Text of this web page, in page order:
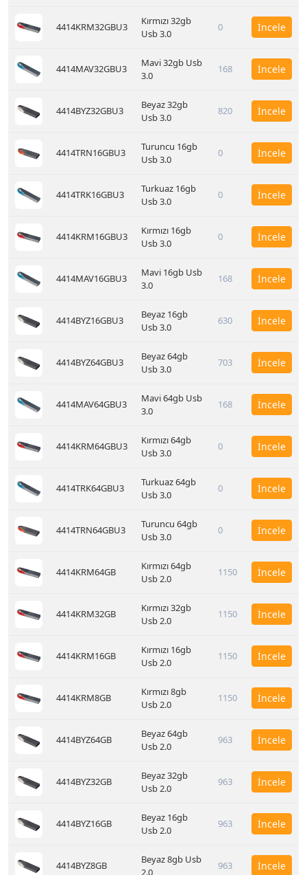
4414KRM32GBU3
Kırmızı 32gb
Usb 3.0
0 İncele
4414MAV32GBU3
Mavi 32gb Usb
3.0
168 İncele
4414BYZ32GBU3
Beyaz 32gb
Usb 3.0
820 İncele
4414TRN16GBU3
Turuncu 16gb
Usb 3.0
0 İncele
4414TRK16GBU3
Turkuaz 16gb
Usb 3.0
0 İncele
4414KRM16GBU3
Kırmızı 16gb
Usb 3.0
0 İncele
4414MAV16GBU3
Mavi 16gb Usb
3.0
168 İncele
4414BYZ16GBU3
Beyaz 16gb
Usb 3.0
630 İncele
4414BYZ64GBU3
Beyaz 64gb
Usb 3.0
703 İncele
4414MAV64GBU3
Mavi 64gb Usb
3.0
168 İncele
4414KRM64GBU3
Kırmızı 64gb
Usb 3.0
0 İncele
4414TRK64GBU3
Turkuaz 64gb
Usb 3.0
0 İncele
4414TRN64GBU3
Turuncu 64gb
Usb 3.0
0 İncele
4414KRM64GB
Kırmızı 64gb
Usb 2.0
1150 İncele
4414KRM32GB
Kırmızı 32gb
Usb 2.0
1150 İncele
4414KRM16GB
Kırmızı 16gb
Usb 2.0
1150 İncele
4414KRM8GB
Kırmızı 8gb
Usb 2.0
1150 İncele
4414BYZ64GB
Beyaz 64gb
Usb 2.0
963 İncele
4414BYZ32GB
Beyaz 32gb
Usb 2.0
963 İncele
4414BYZ16GB
Beyaz 16gb
Usb 2.0
963 İncele
4414BYZ8GB
Beyaz 8gb Usb
2.0
963 İncele